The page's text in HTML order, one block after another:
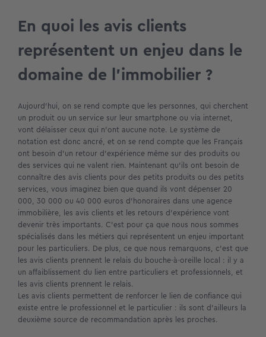
En quoi les avis clients
représentent un enjeu dans le
domaine de l’immobilier ?
Aujourd’hui, on se rend compte que les personnes, qui cherchent
un produit ou un service sur leur smartphone ou via internet,
vont délaisser ceux qui n’ont aucune note. Le système de
notation est donc ancré, et on se rend compte que les Français
ont besoin d’un retour d’expérience même sur des produits ou
des services qui ne valent rien. Maintenant qu’ils ont besoin de
connaître des avis clients pour des petits produits ou des petits
services, vous imaginez bien que quand ils vont dépenser 20
000, 30 000 ou 40 000 euros d’honoraires dans une agence
immobilière, les avis clients et les retours d’expérience vont
devenir très importants. C’est pour ça que nous nous sommes
spécialisés dans les métiers qui représentent un enjeu important
pour les particuliers. De plus, ce que nous remarquons, c’est que
les avis clients prennent le relais du bouche-à-oreille local : il y a
un affaiblissement du lien entre particuliers et professionnels, et
les avis clients prennent le relais.
Les avis clients permettent de renforcer le lien de confiance qui
existe entre le professionnel et le particulier : ils sont d’ailleurs la
deuxième source de recommandation après les proches.